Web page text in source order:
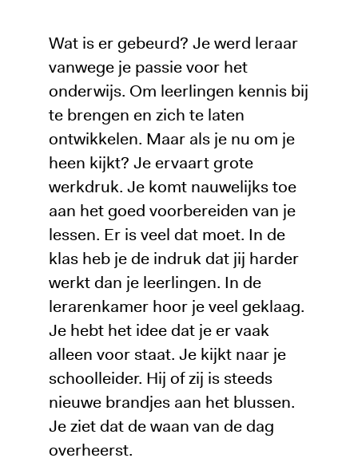
Wat is er gebeurd? Je werd leraar
vanwege je passie voor het
onderwijs. Om leerlingen kennis bij
te brengen en zich te laten
ontwikkelen. Maar als je nu om je
heen kijkt? Je ervaart grote
werkdruk. Je komt nauwelijks toe
aan het goed voorbereiden van je
lessen. Er is veel dat moet. In de
klas heb je de indruk dat jij harder
werkt dan je leerlingen. In de
lerarenkamer hoor je veel geklaag.
Je hebt het idee dat je er vaak
alleen voor staat. Je kijkt naar je
schoolleider. Hij of zij is steeds
nieuwe brandjes aan het blussen.
Je ziet dat de waan van de dag
overheerst.